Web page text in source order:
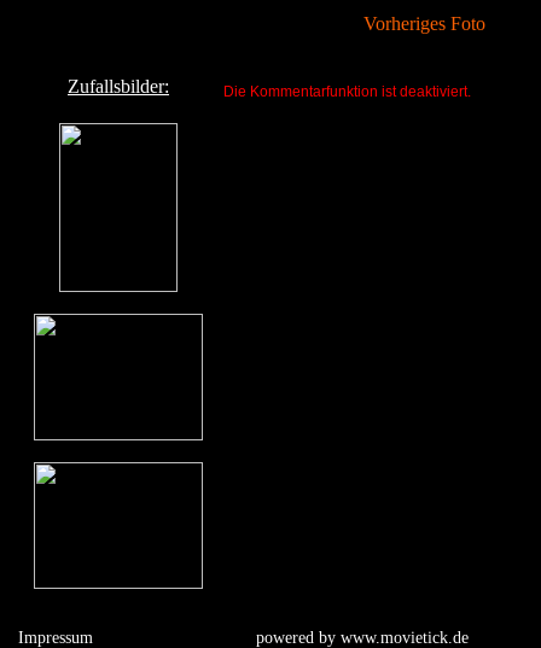
Zufallsbilder:
Vorheriges Foto
Die Kommentarfunktion ist deaktiviert.
Impressum powered by www.movietick.de